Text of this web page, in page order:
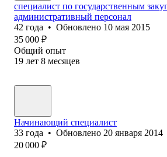
специалист по государственным
административный персонал
42 года • Обновлено 10 мая 2015
35 000 ₽
Общий опыт
19 лет 8 месяцев
Начинающий специалист
33 года • Обновлено 20 января 2014
20 000 ₽